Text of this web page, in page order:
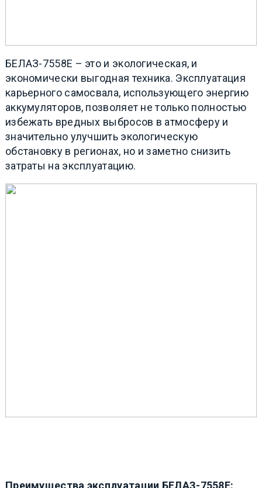
БЕЛАЗ-7558Е – это и экологическая, и
экономически выгодная техника. Эксплуатация
карьерного самосвала, использующего энергию
аккумуляторов, позволяет не только полностью
избежать вредных выбросов в атмосферу и
значительно улучшить экологическую
обстановку в регионах, но и заметно снизить
затраты на эксплуатацию.
Преимущества эксплуатации БЕЛАЗ-7558Е: